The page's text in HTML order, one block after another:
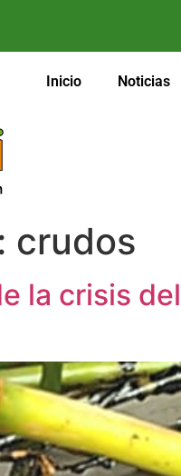
Inicio Noticias
crudos
la crisis